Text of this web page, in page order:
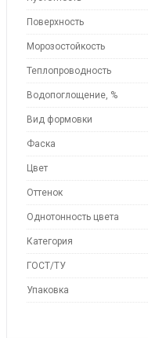
Поверхность
Морозостойкость
Теплопроводность
Водопоглощение, %
Вид формовки
Фаска
Цвет
Оттенок
Однотонность цвета
Категория
ГОСТ/ТУ
Упаковка